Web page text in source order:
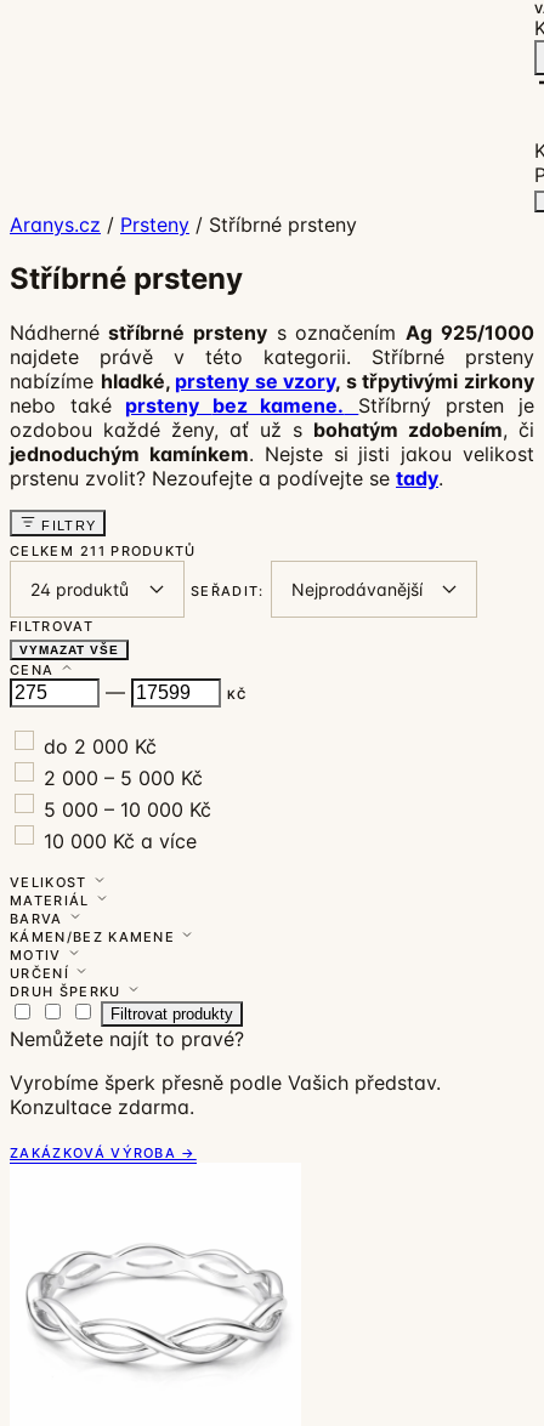
Aranys.cz / Prsteny / Stříbrné prsteny
Stříbrné prsteny
Nádherné stříbrné prstenys označenímAg 925/1000
najdete právě v této kategorii. Stříbrné prsteny
nabízíme hladké, prsteny se vzory, s třpytivými zirkony
nebo také
prsteny bez kamene.
Stříbrný prsten je
ozdobou každé ženy, ať už s bohatým zdobením, či
jednoduchým kamínkem. Nejste si jisti jakou velikost
prstenu zvolit? Nezoufejte a podívejte se tady.
FILTRY
CELKEM 211 PRODUKTŮ
SEŘADIT:
FILTROVAT
VYMAZAT VŠE
CENA
— KČ
do 2 000 Kč
2 000 – 5 000 Kč
5 000 – 10 000 Kč
10 000 Kč a více
VELIKOST
MATERIÁL
BARVA
KÁMEN/BEZ KAMENE
MOTIV
URČENÍ
DRUH ŠPERKU
Filtrovat produkty
Nemůžete najít to pravé?
Vyrobíme šperk přesně podle Vašich představ.
Konzultace zdarma.
ZAKÁZKOVÁ VÝROBA →